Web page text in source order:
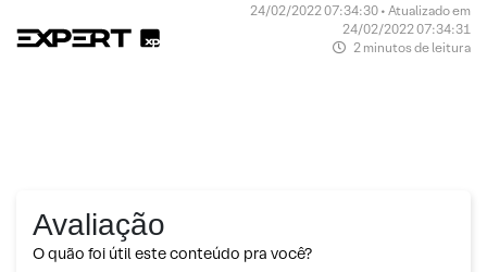
24/02/2022 07:34:30 • Atualizado em
24/02/2022 07:34:31
2 minutos de leitura
Avaliação
O quão foi útil este conteúdo pra você?